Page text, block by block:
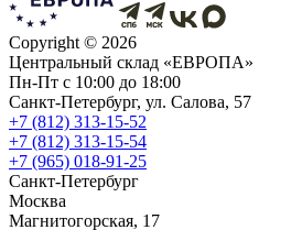
Copyright © 2026
Центральный склад «ЕВРОПА»
Пн-Пт с 10:00 до 18:00
Санкт-Петербург, ул. Салова, 57
+7 (812) 313-15-52
+7 (812) 313-15-54
+7 (965) 018-91-25
Санкт-Петербург
Москва
Магнитогорская, 17